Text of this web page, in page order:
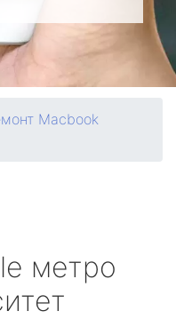
Macbook
метро